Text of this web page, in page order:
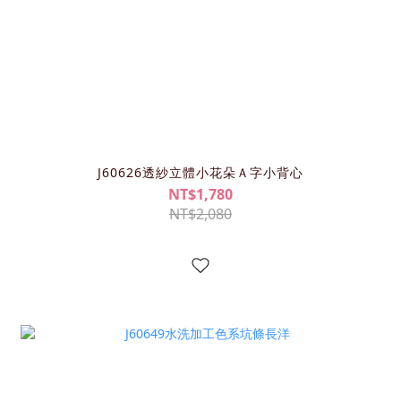
J60626透紗立體小花朵Ａ字小背心
NT$1,780
NT$2,080